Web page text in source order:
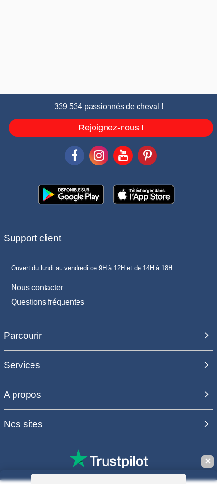
339 534 passionnés de cheval !
Rejoignez-nous !
Support client
Ouvert du lundi au vendredi de 9H à 12H et de 14H à 18H
Nous contacter
Questions fréquentes
Parcourir
Services
A propos
Nos sites
✕